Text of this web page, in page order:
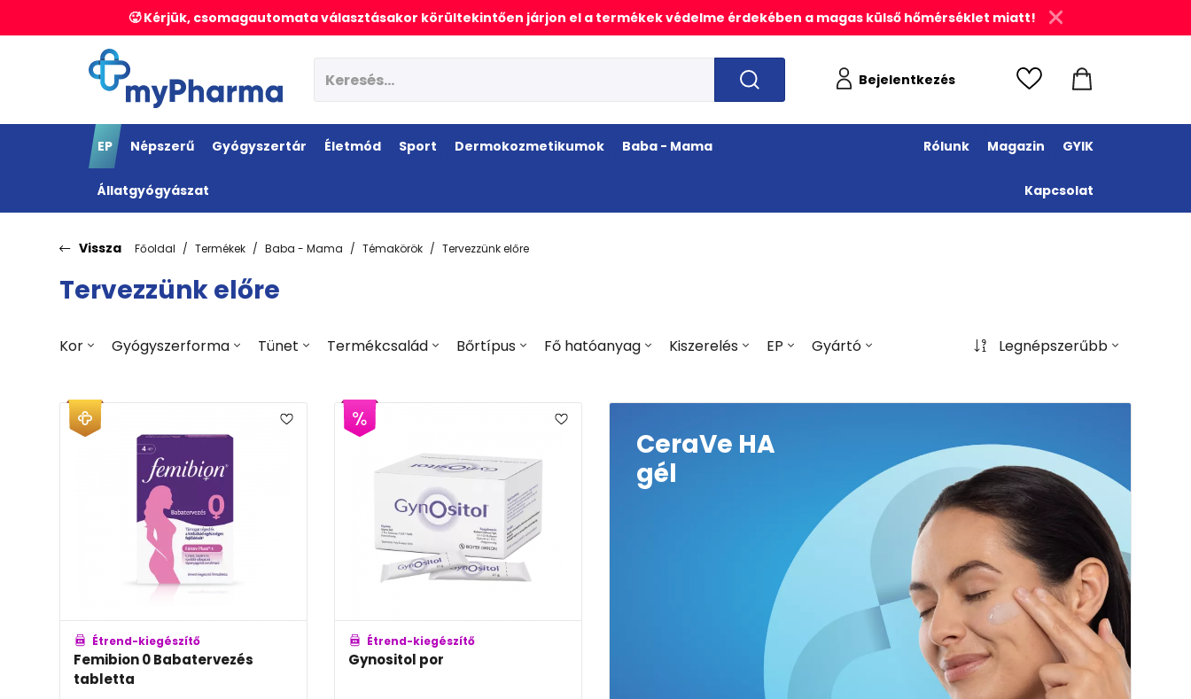
🥵 Kérjük, csomagautomata választásakor körültekintően járjon el a termékek védelme érdekében a magas külső hőmérséklet miatt!
Bejelentkezés
EP Népszerű Gyógyszertár Életmód Sport Dermokozmetikumok Baba - Mama
Állatgyógyászat
Rólunk Magazin GYIK
Kapcsolat
Vissza Főoldal Termékek Baba - Mama Témakörök Tervezzünk előre
Tervezzünk előre
Kor Gyógyszerforma Tünet Termékcsalád Bőrtípus Fő hatóanyag Kiszerelés EP Gyártó Legnépszerűbb
Étrend-kiegészítő
Femibion 0 Babatervezés
tabletta
Étrend-kiegészítő
Gynositol por
CeraVe HA
gél